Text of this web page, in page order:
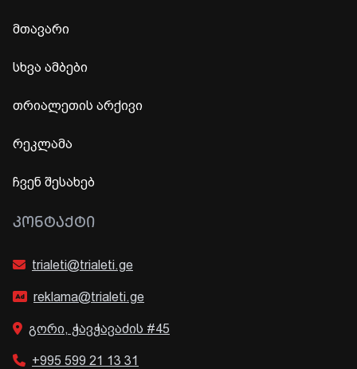
მთავარი
სხვა ამბები
თრიალეთის არქივი
რეკლამა
ჩვენ შესახებ
ᲙᲝᲜᲢᲐᲥᲢᲘ
trialeti@trialeti.ge
reklama@trialeti.ge
გორი, ჭავჭავაძის #45
+995 599 21 13 31